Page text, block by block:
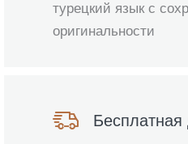
турецкий язык с
оригинальности
Бесплатная